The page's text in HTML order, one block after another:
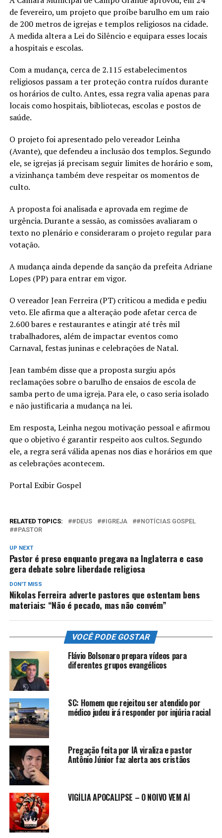
de fevereiro, um projeto que proíbe barulho em um raio
de 200 metros de igrejas e templos religiosos na cidade.
A medida altera a Lei do Silêncio e equipara esses locais
a hospitais e escolas.
Com a mudança, cerca de 2.115 estabelecimentos
religiosos passam a ter proteção contra ruídos durante
os horários de culto. Antes, essa regra valia apenas para
locais como hospitais, bibliotecas, escolas e postos de
saúde.
O projeto foi apresentado pelo vereador Leinha
(Avante), que defendeu a inclusão dos templos. Segundo
ele, se igrejas já precisam seguir limites de horário e som,
a vizinhança também deve respeitar os momentos de
culto.
A proposta foi analisada e aprovada em regime de
urgência. Durante a sessão, as comissões avaliaram o
texto no plenário e consideraram o projeto regular para
votação.
A mudança ainda depende da sanção da prefeita Adriane
Lopes (PP) para entrar em vigor.
O vereador Jean Ferreira (PT) criticou a medida e pediu
veto. Ele afirma que a alteração pode afetar cerca de
2.600 bares e restaurantes e atingir até três mil
trabalhadores, além de impactar eventos como
Carnaval, festas juninas e celebrações de Natal.
Jean também disse que a proposta surgiu após
reclamações sobre o barulho de ensaios de escola de
samba perto de uma igreja. Para ele, o caso seria isolado
e não justificaria a mudança na lei.
Em resposta, Leinha negou motivação pessoal e afirmou
que o objetivo é garantir respeito aos cultos. Segundo
ele, a regra será válida apenas nos dias e horários em que
as celebrações acontecem.
Portal Exibir Gospel
RELATED TOPICS: #DEUS #IGREJA
#NOTÍCIAS GOSPEL
#PASTOR
UP NEXT
Pastor é preso enquanto pregava na Inglaterra e caso
gera debate sobre liberdade religiosa
DON'T MISS
Nikolas Ferreira adverte pastores que ostentam bens
materiais: “Não é pecado, mas não convém”
VOCÊ PODE GOSTAR
Flávio Bolsonaro prepara vídeos para
diferentes grupos evangélicos
SC: Homem que rejeitou ser atendido por
médico judeu irá responder por injúria racial
Pregação feita por IA viraliza e pastor
Antônio Júnior faz alerta aos cristãos
VIGÍLIA APOCALIPSE – O NOIVO VEM AÍ